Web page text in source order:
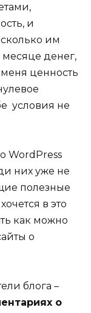
и
им
месяце денег,
ценность
условия не
WordPress
них уже не
полезные
в это
как можно
о
блога –
о